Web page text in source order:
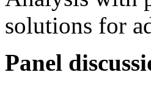
solutions for
Panel